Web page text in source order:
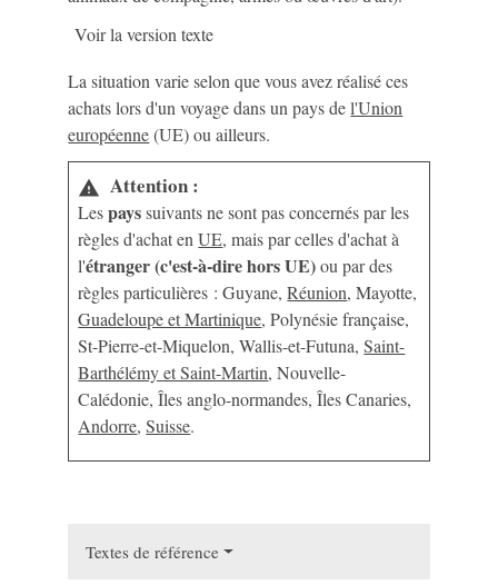
Voir la version texte
La situation varie selon que vous avez réalisé ces
achats lors d'un voyage dans un pays del'Union
européenne(UE) ou ailleurs.
warning Attention :
Lespayssuivants ne sont pas concernés par les
règles d'achat enUE, mais par celles d'achat à
l'étranger (c'est-à-dire hors UE)ou par des
règles particulières : Guyane,Réunion, Mayotte,
Guadeloupe et Martinique, Polynésie française,
St-Pierre-et-Miquelon, Wallis-et-Futuna,Saint-
Barthélémy et Saint-Martin, Nouvelle-
Calédonie, Îles anglo-normandes, Îles Canaries,
Andorre,Suisse.
Textes de référence